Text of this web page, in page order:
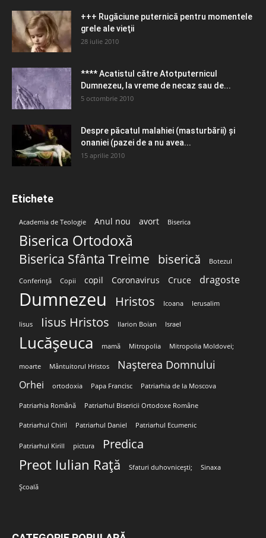
+++ Rugăciune puternică pentru momentele
grele ale vieţii
28 iulie 2010
**** Acatistul către Atotputernicul
Dumnezeu, la vreme de necaz sau de...
5 octombrie 2010
Despre păcatul malahiei (masturbării) şi
onaniei (pazei de a nu avea...
15 aprilie 2010
Etichete
Academia de Teologie Anul nou avort Biserica
Biserica Ortodoxă
Biserica Sfânta Treime biserică Botezul
Conferință Copii copil Coronavirus Cruce dragoste
Dumnezeu Hristos Icoana Ierusalim
Iisus Iisus Hristos Ilarion Boian Israel
Lucășeuca mamă Mitropolia Mitropolia Moldovei;
moarte Mântuitorul Hristos Nașterea Domnului
Orhei ortodoxia Papa Francisc Patriarhia de la Moscova
Patriarhia Română Patriarhul Bisericii Ortodoxe Române
Patriarhul Chiril Patriarhul Daniel Patriarhul Ecumenic
Patriarhul Kirill pictura Predica
Preot Iulian Rață Sfaturi duhovnicești; Sinaxa
Școală